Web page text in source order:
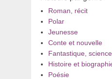
Roman, récit
Polar
Jeunesse
Conte et nouvelle
Fantastique,
Histoire et
Poésie